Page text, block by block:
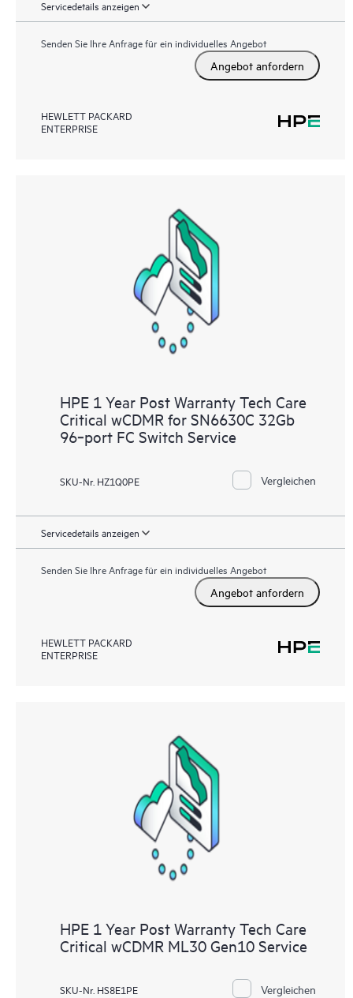
Servicedetails anzeigen
Senden Sie Ihre Anfrage für ein individuelles Angebot
Angebot anfordern
HEWLETT PACKARD
ENTERPRISE
HPE 1 Year Post Warranty Tech Care
Critical wCDMR for SN6630C 32Gb
96‑port FC Switch Service
SKU-Nr. HZ1Q0PE Vergleichen
Servicedetails anzeigen
Senden Sie Ihre Anfrage für ein individuelles Angebot
Angebot anfordern
HEWLETT PACKARD
ENTERPRISE
HPE 1 Year Post Warranty Tech Care
Critical wCDMR ML30 Gen10 Service
SKU-Nr. HS8E1PE Vergleichen